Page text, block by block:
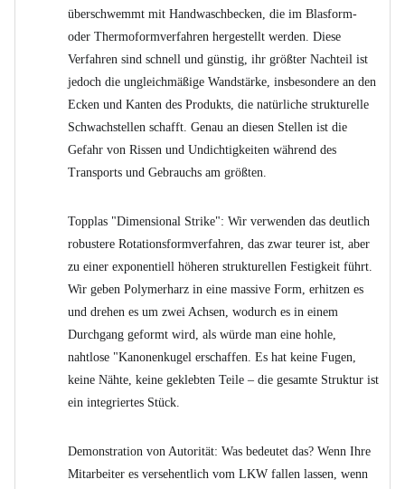
überschwemmt mit Handwaschbecken, die im Blasform-
oder Thermoformverfahren hergestellt werden. Diese
Verfahren sind schnell und günstig, ihr größter Nachteil ist
jedoch die ungleichmäßige Wandstärke, insbesondere an den
Ecken und Kanten des Produkts, die natürliche strukturelle
Schwachstellen schafft. Genau an diesen Stellen ist die
Gefahr von Rissen und Undichtigkeiten während des
Transports und Gebrauchs am größten.
Topplas "Dimensional Strike": Wir verwenden das deutlich
robustere Rotationsformverfahren, das zwar teurer ist, aber
zu einer exponentiell höheren strukturellen Festigkeit führt.
Wir geben Polymerharz in eine massive Form, erhitzen es
und drehen es um zwei Achsen, wodurch es in einem
Durchgang geformt wird, als würde man eine hohle,
nahtlose "Kanonenkugel erschaffen. Es hat keine Fugen,
keine Nähte, keine geklebten Teile – die gesamte Struktur ist
ein integriertes Stück.
Demonstration von Autorität: Was bedeutet das? Wenn Ihre
Mitarbeiter es versehentlich vom LKW fallen lassen, wenn